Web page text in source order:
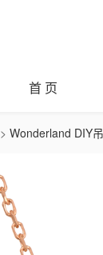
首 页
> Wonderland DIY